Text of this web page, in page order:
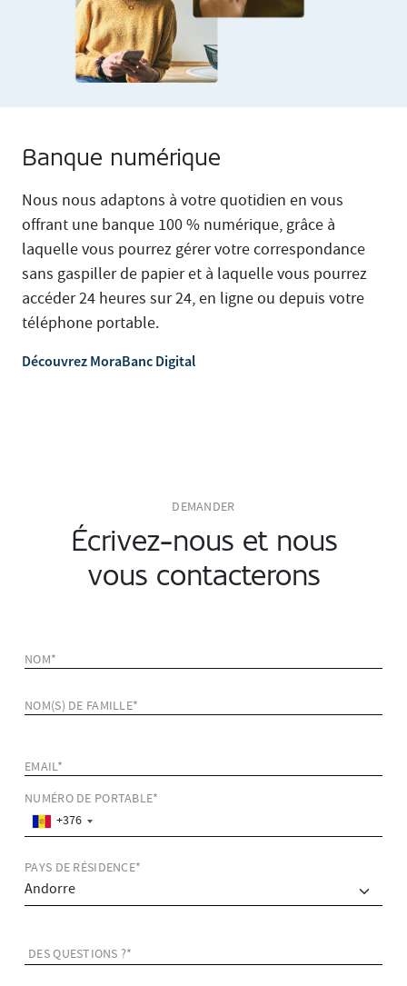
Banque numérique
Nous nous adaptons à votre quotidien en vous
offrant une banque 100 % numérique, grâce à
laquelle vous pourrez gérer votre correspondance
sans gaspiller de papier et à laquelle vous pourrez
accéder 24 heures sur 24, en ligne ou depuis votre
téléphone portable.
Découvrez MoraBanc Digital
DEMANDER
Écrivez-nous et nous
vous contacterons
NOM*
NOM(S) DE FAMILLE*
EMAIL*
NUMÉRO DE PORTABLE*
+376
PAYS DE RÉSIDENCE*
DES QUESTIONS ?*